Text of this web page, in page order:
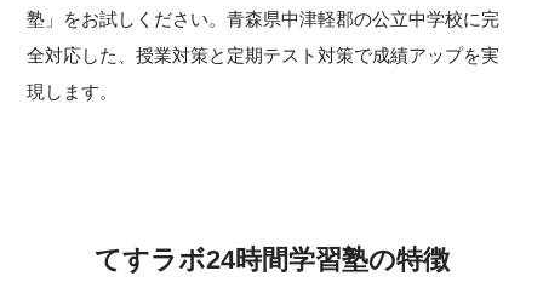
塾」をお試しください。青森県中津軽郡の公立中学校に完
全対応した、授業対策と定期テスト対策で成績アップを実
現します。
てすラボ24時間学習塾の特徴